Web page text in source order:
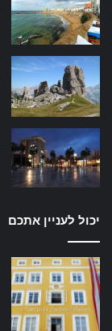
יכול לעניין אתכם